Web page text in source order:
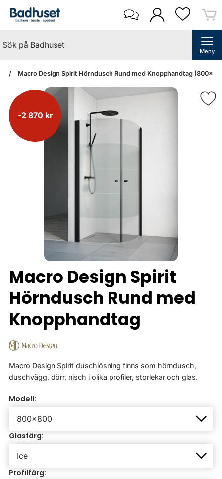
Meny
Macro Design Spirit Hörndusch Rund med Knopphandtag
-2 870 kr
Macro Design Spirit
Hörndusch Rund med
Knopphandtag
Macro Design Spirit duschlösning finns som hörndusch,
duschvägg, dörr, nisch i olika profiler, storlekar och glas.
Modell:
Glasfärg:
Profilfärg: